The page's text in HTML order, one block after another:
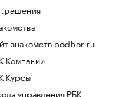
знакомств podbor.ru
Компании
Курсы
управления РБК